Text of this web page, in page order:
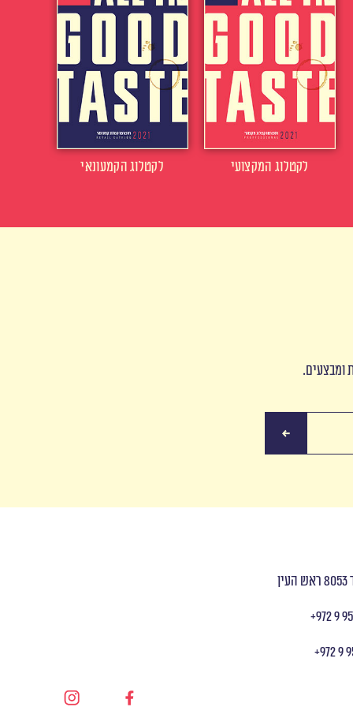
לקטלוג הקמעונאי לקטלוג המקצועי
ומבצעים.